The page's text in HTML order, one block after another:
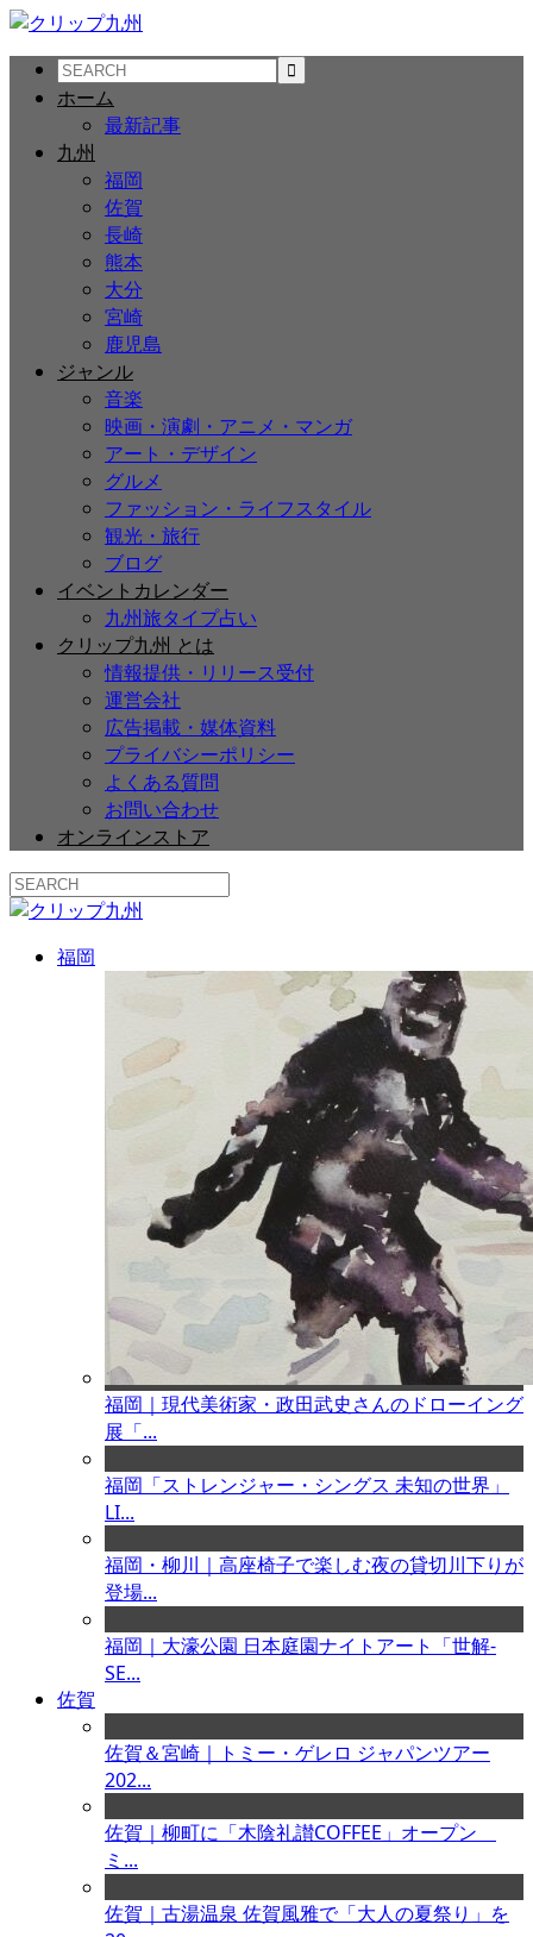
ホーム
最新記事
九州
福岡
佐賀
長崎
熊本
大分
宮崎
鹿児島
ジャンル
音楽
映画・演劇・アニメ・マンガ
アート・デザイン
グルメ
ファッション・ライフスタイル
観光・旅行
ブログ
イベントカレンダー
九州旅タイプ占い
クリップ九州 とは
情報提供・リリース受付
運営会社
広告掲載・媒体資料
プライバシーポリシー
よくある質問
お問い合わせ
オンラインストア
福岡
福岡｜現代美術家・政田武史さんのドローイング
展「...
福岡「ストレンジャー・シングス 未知の世界」
LI...
福岡・柳川｜高座椅子で楽しむ夜の貸切川下りが
登場...
福岡｜大濠公園 日本庭園ナイトアート「世解-
SE...
佐賀
佐賀＆宮崎｜トミー・ゲレロ ジャパンツアー
202...
佐賀｜柳町に「木陰礼讃COFFEE」オープン
ミ...
佐賀｜古湯温泉 佐賀風雅で「大人の夏祭り」を